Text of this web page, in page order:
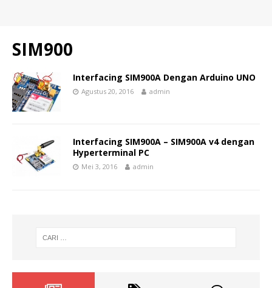
SIM900
Interfacing SIM900A Dengan Arduino UNO
Agustus 20, 2016 admin
Interfacing SIM900A – SIM900A v4 dengan
Hyperterminal PC
Mei 3, 2016 admin